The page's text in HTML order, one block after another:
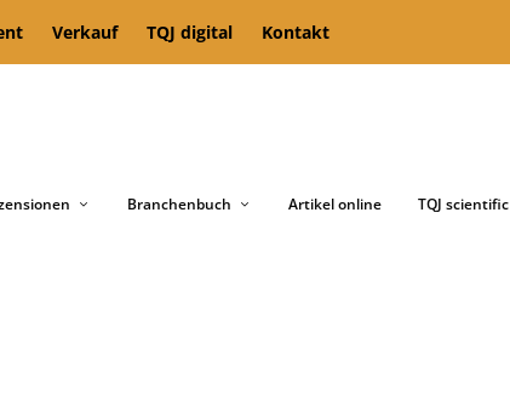
Verkauf TQJ digital Kontakt
Branchenbuch Artikel online TQJ scientific